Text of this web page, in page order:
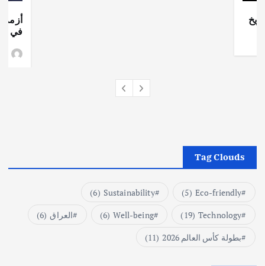
أزمة
في
Tag Clouds
Eco-friendly
(5)
Sustainability
(6)
Technology
(19)
Well-being
(6) العراق (6)
بطولة كأس العالم 2026
(11)